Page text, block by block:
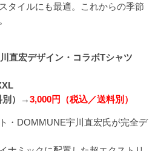
タイルにも最適。これからの季節
直宏デザイン・コラボTシャツ
別）→3,000円（税込／送料別）
・DOMMUNE宇川直宏氏が完全デ